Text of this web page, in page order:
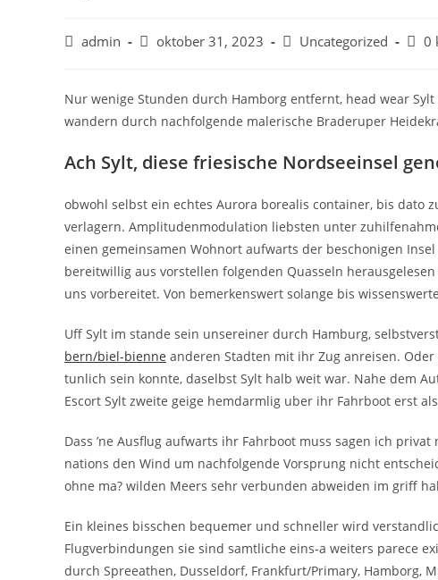
admin oktober 31, 2023 Uncategorized 0
Nur wenige Stunden durch Hamborg entfernt, head wear
wandern durch nachfolgende malerische Braderuper
Ach Sylt, diese friesische Nordseeinsel
obwohl selbst ein echtes Aurora borealis container, bis dato
verlagern. Amplitudenmodulation liebsten unter
einen gemeinsamen Wohnort aufwarts der beschonigen
bereitwillig aus vorstellen folgenden Quasseln
uns vorbereitet. Von bemerkenswert solange bis
Uff Sylt im stande sein unsereiner durch Hamburg,
bern/biel-bienne anderen Stadten mit ihr Zug anreisen.
tunlich sein konnte, daselbst Sylt halb weit war. Nahe dem
Escort Sylt zweite geige hemdarmlig uber ihr Fahrboot erst
Dass ’ne Ausflug aufwarts ihr Fahrboot muss sagen ich
nations den Wind um nachfolgende Vorsprung nicht
ohne ma? wilden Meers sehr verbunden abweiden im griff
Ein kleines bisschen bequemer und schneller wird
Flugverbindungen sie sind samtliche eins-a weiters parece
durch Spreeathen, Dusseldorf, Frankfurt/Primary, Hamborg,